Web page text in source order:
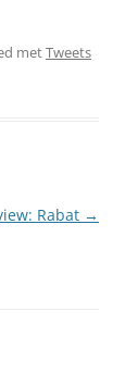
metTweets
Rabat →